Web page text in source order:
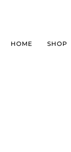
HOME SHOP